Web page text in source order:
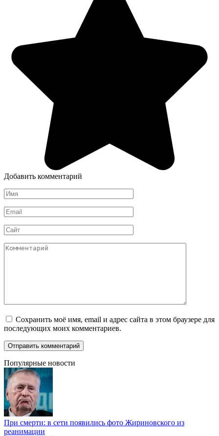
Добавить комментарий
Имя
*
Email
*
Сайт
Комментарий
Сохранить моё имя, email и адрес сайта в этом браузере для
последующих моих комментариев.
Популярные новости
При смерти: в сети появились фото Жириновского из
реанимации